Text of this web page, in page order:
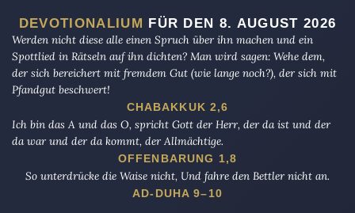
DEVOTIONALIUM FÜR DEN 8. AUGUST 2026
Werden nicht diese alle einen Spruch über ihn machen und ein
Spottlied in Rätseln auf ihn dichten? Man wird sagen: Wehe dem,
der sich bereichert mit fremdem Gut (wie lange noch?), der sich mit
Pfandgut beschwert!
CHABAKKUK 2,6
Ich bin das A und das O, spricht Gott der Herr, der da ist und der
da war und der da kommt, der Allmächtige.
OFFENBARUNG 1,8
So unterdrücke die Waise nicht, Und fahre den Bettler nicht an.
AD-DUHA 9–10